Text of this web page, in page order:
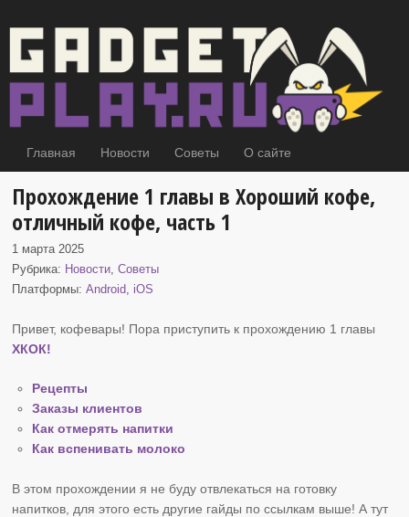
Главная Новости Советы О сайте
Прохождение 1 главы в Хороший кофе,
отличный кофе, часть 1
1 марта 2025
Рубрика: Новости,Советы
Платформы:Android, iOS
Привет, кофевары! Пора приступить к прохождению 1 главы
ХКОК!
Рецепты
Заказы клиентов
Как отмерять напитки
Как вспенивать молоко
В этом прохождении я не буду отвлекаться на готовку
напитков, для этого есть другие гайды по ссылкам выше! А тут